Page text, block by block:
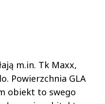
m.in. Tk Maxx,
Powierzchnia GLA
obiekt to swego